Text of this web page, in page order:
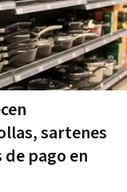
sartenes
pago en